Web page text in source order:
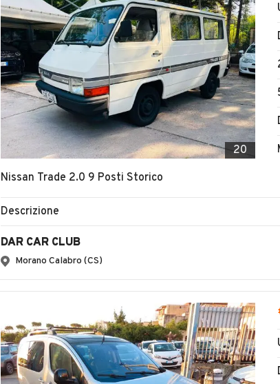
20
Nissan Trade 2.0 9 Posti Storico
Descrizione
DAR CAR CLUB
Morano Calabro (CS)